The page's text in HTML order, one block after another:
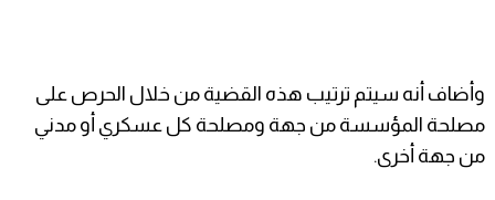
وأضاف أنه سيتم ترتيب هذه القضية من خلال الحرص على
مصلحة المؤسسة من جهة ومصلحة كل عسكري أو مدني
من جهة أخرى.